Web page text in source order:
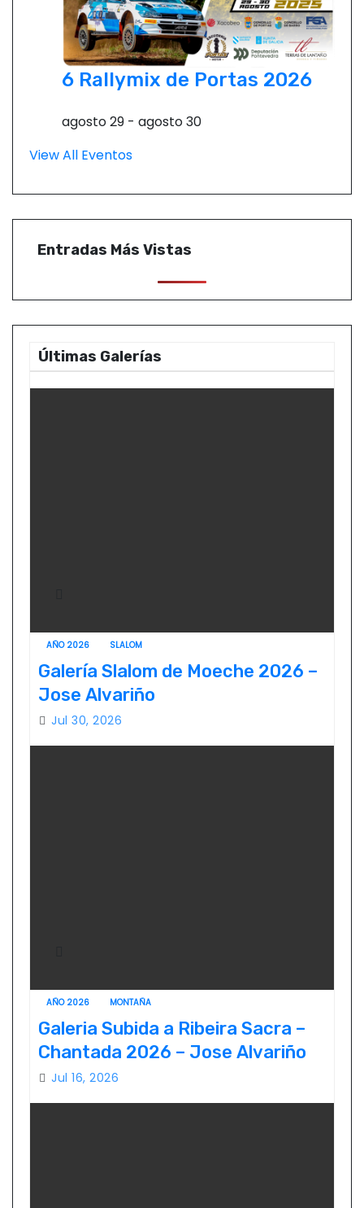
6 Rallymix de Portas 2026
agosto 29 - agosto 30
View All Eventos
Entradas Más Vistas
Últimas Galerías
AÑO 2026 SLALOM
Galería Slalom de Moeche 2026 –
Jose Alvariño
Jul 30, 2026
AÑO 2026 MONTAÑA
Galeria Subida a Ribeira Sacra –
Chantada 2026 – Jose Alvariño
Jul 16, 2026